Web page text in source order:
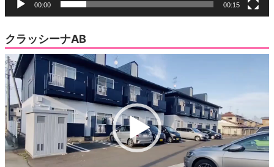
00:00 00:15
クラッシーナAB
動
画
プ
レ
ー
ヤ
ー